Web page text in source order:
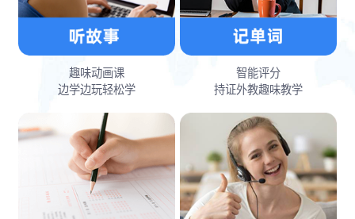
趣味动画课
边学边玩轻松学
智能评分
持证外教趣味教学